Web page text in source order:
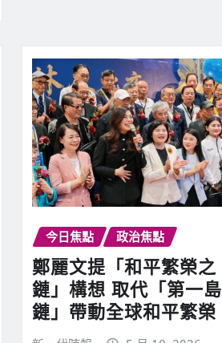
今日焦點 政治焦點
鄭麗文提「和平繁榮之
鏈」構想 取代「第一島
鏈」帶動全球和平繁榮